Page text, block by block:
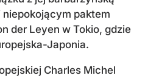
paktem
der Leyen w Tokio, gdzie
Japonia.
Charles Michel